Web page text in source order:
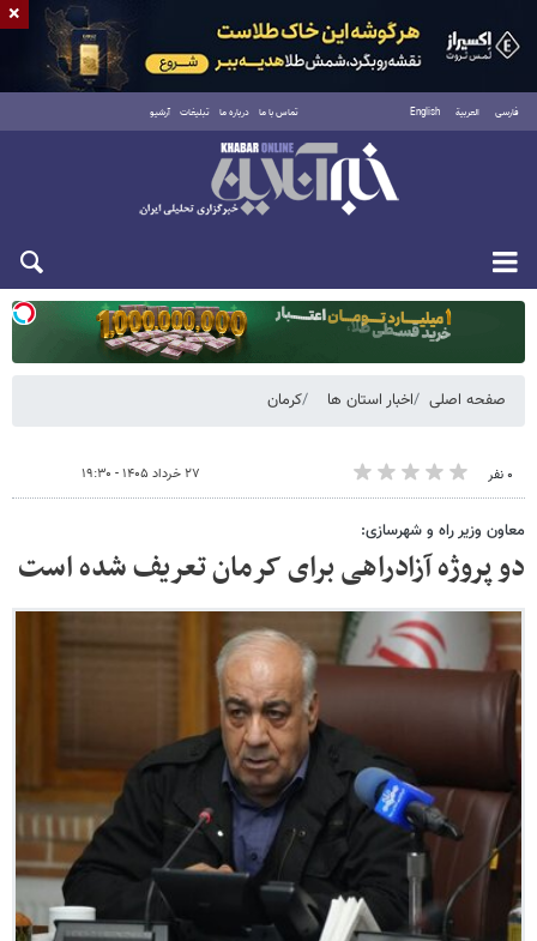
فارسی العربية English تماس با ما درباره ما تبلیغات آرشیو
یکشنبه ۱۸ مرداد ۱۴۰۵
صفحه اصلی اخبار استان ها کرمان
۰ نفر ۲۷ خرداد ۱۴۰۵ - ۱۹:۳۰
معاون وزیر راه و شهرسازی:
دو پروژه آزادراهی برای کرمان تعریف شده است
×